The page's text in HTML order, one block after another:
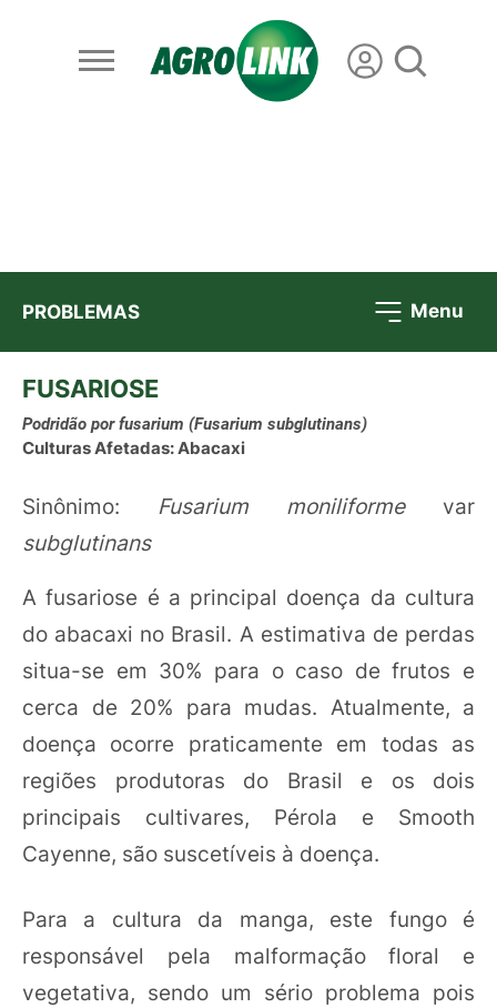
PROBLEMAS Menu
FUSARIOSE
Podridão por fusarium (Fusarium subglutinans)
Culturas Afetadas: Abacaxi
Sinônimo: Fusarium moniliforme var
subglutinans
A fusariose é a principal doença da cultura
do abacaxi no Brasil. A estimativa de perdas
situa-se em 30% para o caso de frutos e
cerca de 20% para mudas. Atualmente, a
doença ocorre praticamente em todas as
regiões produtoras do Brasil e os dois
principais cultivares, Pérola e Smooth
Cayenne, são suscetíveis à doença.
Para a cultura da manga, este fungo é
responsável pela malformação floral e
vegetativa, sendo um sério problema pois